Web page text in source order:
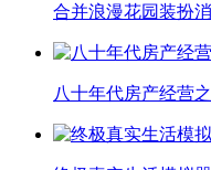
合并浪漫花园装扮
八十年代房产经营